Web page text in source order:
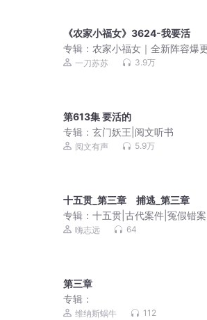
《农家小福女》3624-我要活
专辑： 农家小福女｜全新阵容爆
郁雨竹经典种田｜一刀苏苏VIP免
一刀苏苏 3.9万
第613集 要活的
专辑：玄门妖王|阅文听书
阅文有声 5.9万
十五贯_第三章 捕逃_第三章
专辑：十五贯|古代案件|冤假错案
案件嗨志远 64
第三章
专辑：
维纳斯蜗牛 112